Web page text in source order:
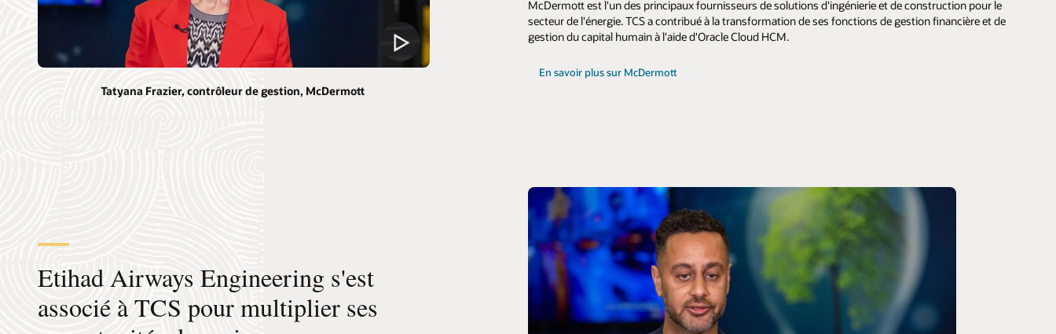
Tatyana Frazier, contrôleur de gestion, McDermott
McDermott est l'un des principaux fournisseurs de solutions d'ingénierie et de construction pour le
secteur de l'énergie. TCS a contribué à la transformation de ses fonctions de gestion financière et de
gestion du capital humain à l'aide d'Oracle Cloud HCM.
En savoir plus sur McDermott
Etihad Airways Engineering s'est
associé à TCS pour multiplier ses